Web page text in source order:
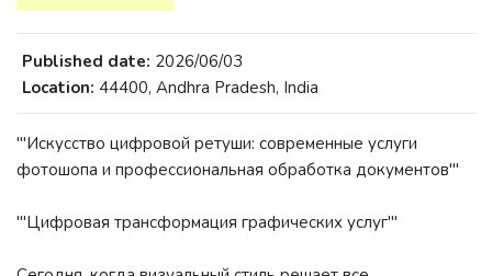
Published date: 2026/06/03
Location: 44400, Andhra Pradesh, India
'''Искусство цифровой ретуши: современные услуги
фотошопа и профессиональная обработка документов'''
'''Цифровая трансформация графических услуг'''